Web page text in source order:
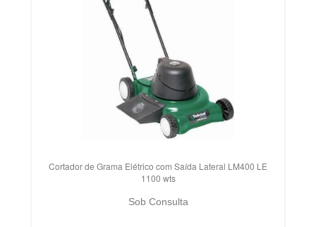
Cortador de Grama Elétrico com Saída Lateral LM400 LE
1100 wts
Sob Consulta